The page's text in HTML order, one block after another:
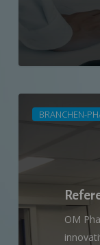
BRANCHEN-
OM